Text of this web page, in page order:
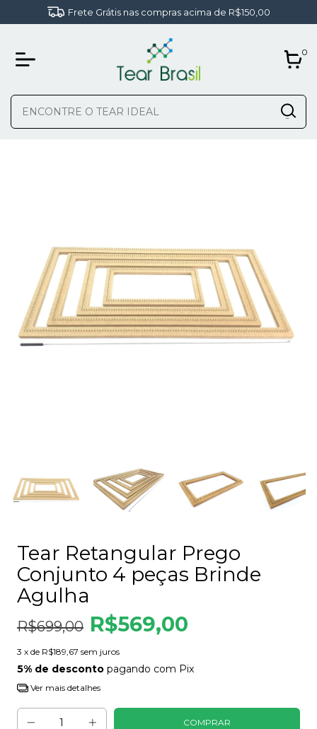
Frete Grátis nas compras acima de R$150,00
0
Tear Retangular Prego
Conjunto 4 peças Brinde
Agulha
R$699,00 R$569,00
3 x de R$189,67 sem juros
5% de desconto pagando com Pix
Ver mais detalhes